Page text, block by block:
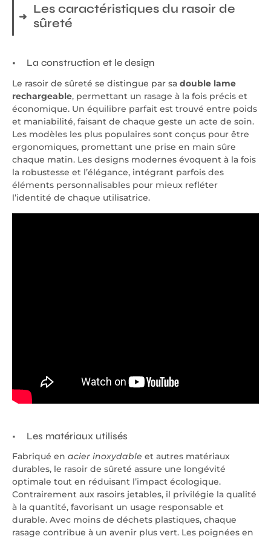
Les caractéristiques du rasoir de
sûreté
La construction et le design
Le rasoir de sûreté se distingue par sa double lame
rechargeable, permettant un rasage à la fois précis et
économique. Un équilibre parfait est trouvé entre poids
et maniabilité, faisant de chaque geste un acte de soin.
Les modèles les plus populaires sont conçus pour être
ergonomiques, promettant une prise en main sûre
chaque matin. Les designs modernes évoquent à la fois
la robustesse et l’élégance, intégrant parfois des
éléments personnalisables pour mieux refléter
l’identité de chaque utilisatrice.
Les matériaux utilisés
Fabriqué en acier inoxydable et autres matériaux
durables, le rasoir de sûreté assure une longévité
optimale tout en réduisant l’impact écologique.
Contrairement aux rasoirs jetables, il privilégie la qualité
à la quantité, favorisant un usage responsable et
durable. Avec moins de déchets plastiques, chaque
rasage contribue à un avenir plus vert. Les poignées en